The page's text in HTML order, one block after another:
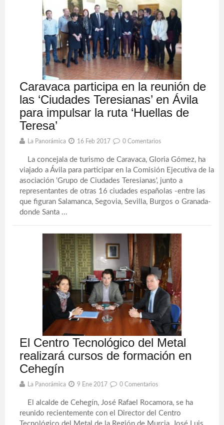
Caravaca participa en la reunión de
las ‘Ciudades Teresianas’ en Ávila
para impulsar la ruta ‘Huellas de
Teresa’
La Panorámica 16 Feb 2017 0 Comentarios
La concejala de turismo de Caravaca, Gloria Gómez, ha
viajado a Ávila para participar en la Comisión Ejecutiva de la
asociación 'Grupo de Ciudades Teresianas', junto a
representantes de otras 16 ciudades españolas -entre las
que figuran Salamanca, Segovia, Sevilla, Burgos o Granada-
donde Santa ...
El Centro Tecnológico del Metal
realizará cursos de formación en
Cehegín
La Panorámica 9 Ene 2017 0 Comentarios
El alcalde de Cehegín, José Rafael Rocamora, se ha
reunido recientemente con el Director del Centro